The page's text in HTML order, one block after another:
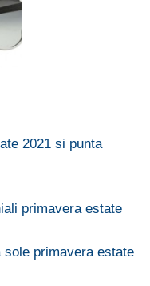
2021 si punta
primavera estate
sole primavera estate